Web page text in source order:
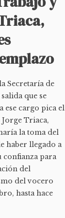
Secretaría de
que se
ese cargo pica el
Triaca,
la toma del
haber llegado a
confianza para
del
del vocero
hasta hace